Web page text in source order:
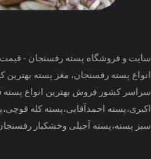
سایت و فروشگاه پسته رفسنجان -
انواع پسته رفسنجان، مغز پسته بهترین
سراسر کشور فروش بهترین انواع پسته
اکبری،پسته احمدآقایی،پسته کله
سبز پسته،پسته آجیلی وخشکبار